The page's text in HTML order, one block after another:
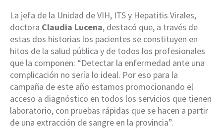
La jefa de la Unidad de VIH, ITS y Hepatitis Virales,
doctora Claudia Lucena, destacó que, a través de
estas dos historias los pacientes se constituyen en
hitos de la salud pública y de todos los profesionales
que la componen: “Detectar la enfermedad ante una
complicación no sería lo ideal. Por eso para la
campaña de este año estamos promocionando el
acceso a diagnóstico en todos los servicios que tienen
laboratorio, con pruebas rápidas que se hacen a partir
de una extracción de sangre en la provincia”.